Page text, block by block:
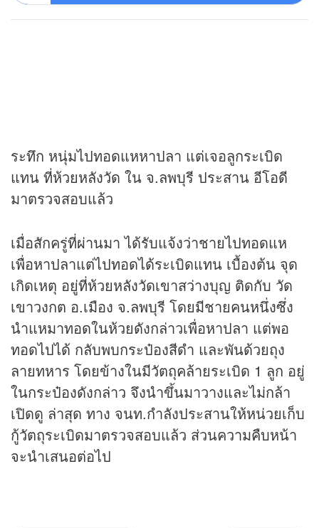
ระทึก หนุ่มไปทอดแหหาปลา แต่เจอลูกระเบิด
แทน ที่ห้วยหลังวัด ใน จ.ลพบุรี ประสาน อีโอดี
มาตรวจสอบแล้ว
เมื่อสักครู่ที่ผ่านมา ได้รับแจ้งว่าชายไปทอดแห
เพื่อหาปลาแต่ไปทอดได้ระเบิดแทน เบื้องต้น จุด
เกิดเหตุ อยู่ที่ห้วยหลังวัดเขาสว่างบุญ ติดกับ วัด
เขาวงกต อ.เมือง จ.ลพบุรี โดยมีชายคนหนึ่งซึ่ง
นำแหมาทอดในห้วยดังกล่าวเพื่อหาปลา แต่พอ
ทอดไปได้ กลับพบกระป๋องสีดำ และพันด้วยถุง
ลายทหาร โดยข้างในมีวัตถุคล้ายระเบิด 1 ลูก อยู่
ในกระป๋องดังกล่าว จึงนำขึ้นมาวางและไม่กล้า
เปิดดู ล่าสุด ทาง จนท.กำลังประสานให้หน่วยเก็บ
กู้วัตถุระเบิดมาตรวจสอบแล้ว ส่วนความคืบหน้า
จะนำเสนอต่อไป